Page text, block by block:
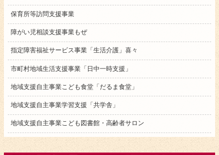
保育所等訪問支援事業
障がい児相談支援事業もぜ
指定障害福祉サービス事業「生活介護」喜々
市町村地域生活支援事業「日中一時支援」
地域支援自主事業こども食堂「だるま食堂」
地域支援自主事業学習支援「共学舎」
地域支援自主事業こども図書館・高齢者サロン